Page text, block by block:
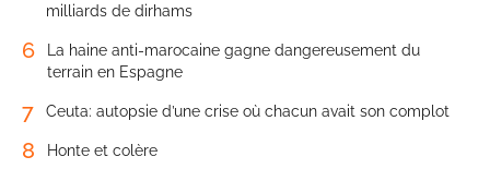
milliards de dirhams
6
La haine anti-marocaine gagne dangereusement du
terrain en Espagne
7 Ceuta: autopsie d’une crise où chacun avait son complot
8 Honte et colère